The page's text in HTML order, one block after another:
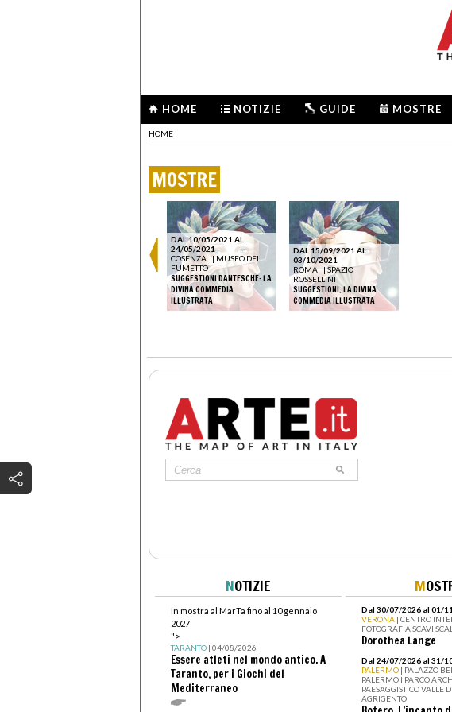
HOME NOTIZIE GUIDE MOSTRE
HOME
MOSTRE
DAL 10/05/2021 AL
24/05/2021
COSENZA | MUSEO DEL
FUMETTO
SUGGESTIONI DANTESCHE: LA
DIVINA COMMEDIA
ILLUSTRATA
DAL 15/09/2021 AL
03/10/2021
ROMA
|SPAZIO
ROSSELLINI
SUGGESTIONI. LA DIVINA
COMMEDIA ILLUSTRATA
NOTIZIE
In mostra al MarTa fino al 10 gennaio
2027
">
TARANTO| 04/08/2026
Essere atleti nel mondo antico. A
Taranto, per i Giochi del
Mediterraneo
M
Dal 30/07/2026 al 01/
VERONA | CENTRO
FOTOGRAFIA SCAVI
Dorothea Lange
Dal 24/07/2026 al 31/
PALERMO | PALAZZO
PALERMO I PARCO
PAESAGGISTICO VALLE
AGRIGENTO